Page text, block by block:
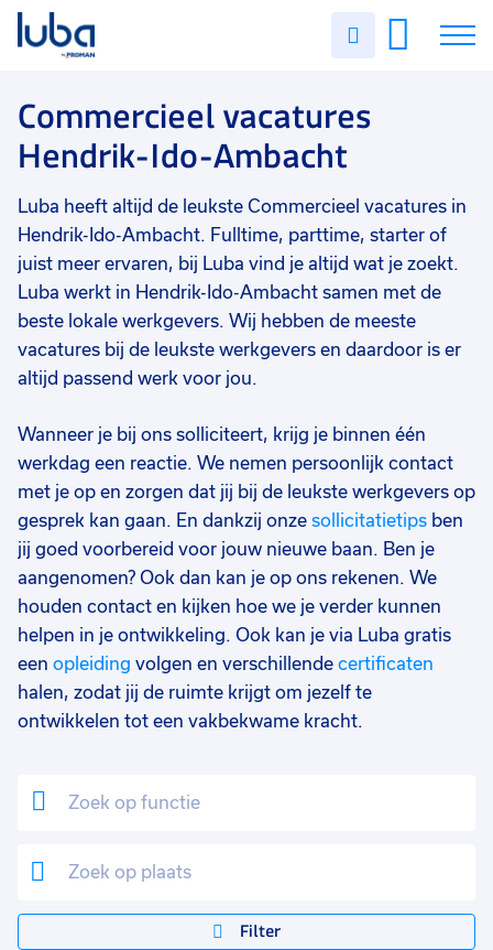
Uren
Vacatures
Over ons
Voor werkgevers
Contact
Commercieel vacatures
Hendrik-Ido-Ambacht
Luba heeft altijd de leukste Commercieel vacatures in
Hendrik-Ido-Ambacht. Fulltime, parttime, starter of
juist meer ervaren, bij Luba vind je altijd wat je zoekt.
Luba werkt in Hendrik-Ido-Ambacht samen met de
beste lokale werkgevers. Wij hebben de meeste
vacatures bij de leukste werkgevers en daardoor is er
altijd passend werk voor jou.
Wanneer je bij ons solliciteert, krijg je binnen één
werkdag een reactie. We nemen persoonlijk contact
met je op en zorgen dat jij bij de leukste werkgevers op
gesprek kan gaan. En dankzij onze sollicitatietips ben
jij goed voorbereid voor jouw nieuwe baan. Ben je
aangenomen? Ook dan kan je op ons rekenen. We
houden contact en kijken hoe we je verder kunnen
helpen in je ontwikkeling. Ook kan je via Luba gratis
een opleiding volgen en verschillende certificaten
halen, zodat jij de ruimte krijgt om jezelf te
ontwikkelen tot een vakbekwame kracht.
Filter
Filter vacatures
Vakgebied 0
Commercieel
Opleidingsniveau
MBO 1
MBO/HBO 1
Soort contract 0
Uitzicht op vast 2
Vast
Uren per week 0
37 - 40+ uur 2
25 - 32 uur 1
33 - 36 uur 1